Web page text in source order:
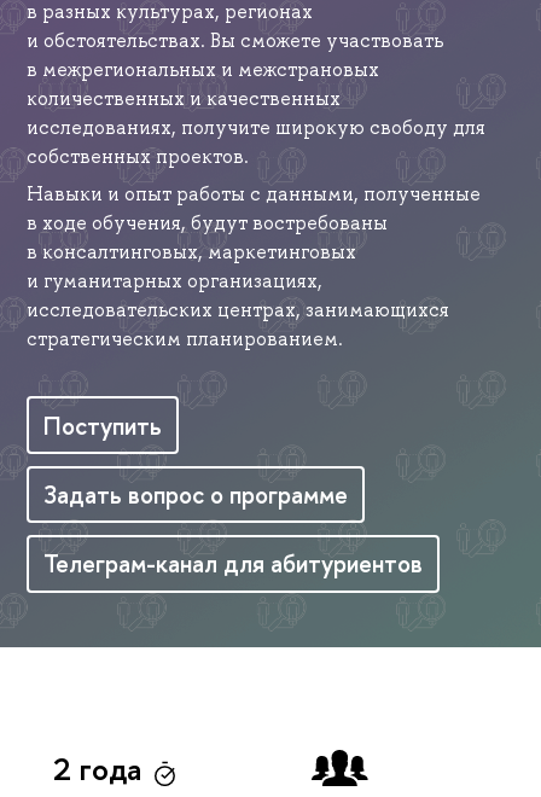
в разных культурах, регионах
и обстоятельствах. Вы сможете участвовать
в межрегиональных и межстрановых
количественных и качественных
исследованиях, получите широкую свободу для
собственных проектов.
Навыки и опыт работы с данными, полученные
в ходе обучения, будут востребованы
в консалтинговых, маркетинговых
и гуманитарных организациях,
исследовательских центрах, занимающихся
стратегическим планированием.
Поступить
Задать вопрос о программе
Телеграм-канал для абитуриентов
2 года